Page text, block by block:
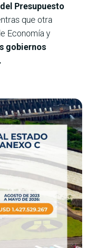
Presupuesto
que otra
Economía y
gobiernos